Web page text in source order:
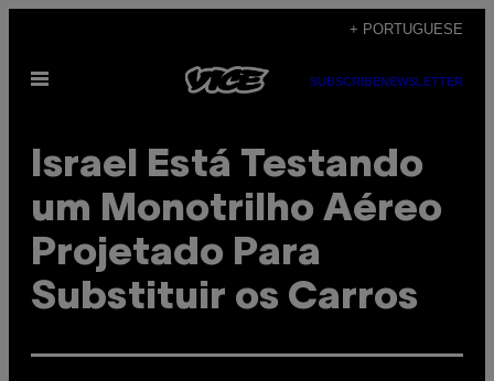
content
+ PORTUGUESE
Open
SUBSCRIBENEWSLETTER
Israel Está Testando
um Monotrilho Aéreo
Projetado Para
Substituir os Carros